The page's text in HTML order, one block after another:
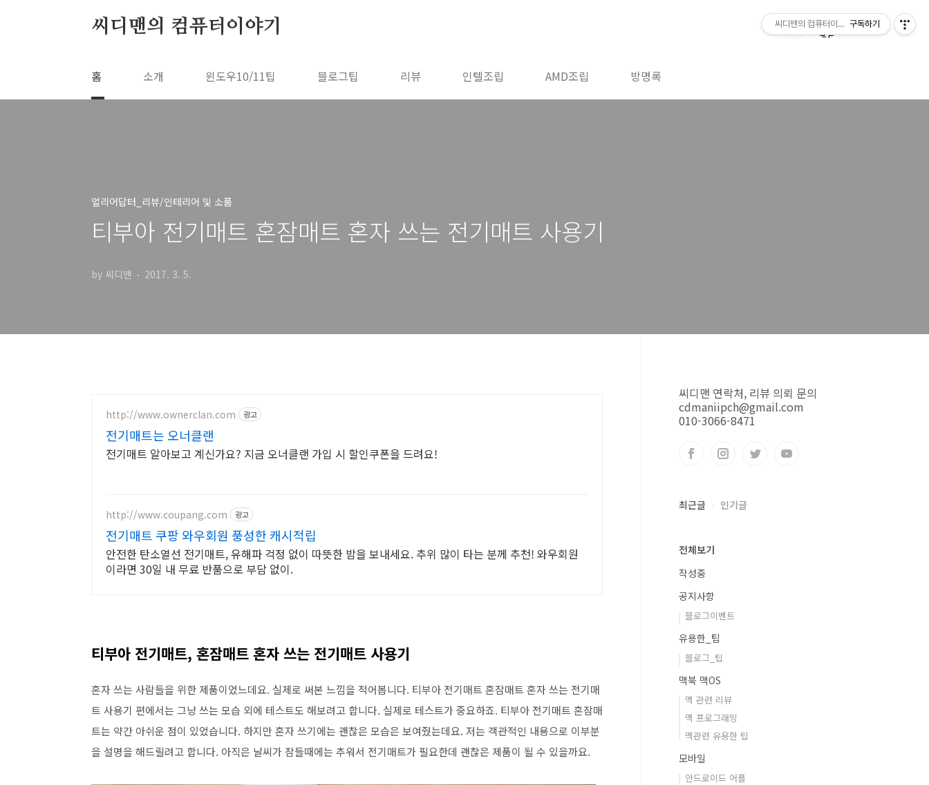
씨디맨의 컴퓨터이야기
홈 소개 윈도우10/11팁 블로그팁 리뷰 인텔조립 AMD조립 방명록
얼리어답터_리뷰/인테리어 및 소품
티부아 전기매트 혼잠매트 혼자 쓰는 전기매트 사용기
by 씨디맨 2017. 3. 5.
http://www.ownerclan.com 광고
전기매트는 오너클랜
전기매트 알아보고 계신가요? 지금 오너클랜 가입 시 할인쿠폰을 드려요!
http://www.coupang.com 광고
전기매트 쿠팡 와우회원 풍성한 캐시적립
안전한 탄소열선 전기매트, 유해파 걱정 없이 따뜻한 밤을 보내세요. 추위 많이 타는 분께 추천! 와우회원
이라면 30일 내 무료 반품으로 부담 없이.
티부아 전기매트, 혼잠매트 혼자 쓰는 전기매트 사용기
혼자 쓰는 사람들을 위한 제품이었느데요. 실제로 써본 느낌을 적어봅니다. 티부아 전기매트 혼잠매트 혼자 쓰는 전기매
트 사용기 편에서는 그냥 쓰는 모습 외에 테스트도 해보려고 합니다. 실제로 테스트가 중요하죠. 티부아 전기매트 혼잠매
트는 약간 아쉬운 점이 있었습니다. 하지만 혼자 쓰기에는 괜찮은 모습은 보여줬는데요. 저는 객관적인 내용으로 이부분
을 설명을 해드릴려고 합니다. 아직은 날씨가 잠들때에는 추워서 전기매트가 필요한데 괜찮은 제품이 될 수 있을까요.
씨디맨 연락처, 리뷰 의뢰 문의
cdmaniipch@gmail.com
010-3066-8471
최근글 인기글
전체보기
작성중
공지사항
블로그이벤트
유용한_팁
블로그_팁
맥북 맥OS
맥 관련 리뷰
맥 프로그래밍
맥관련 유용한 팁
모바일
안드로이드 어플
씨디맨의 컴퓨터이야기구독하기